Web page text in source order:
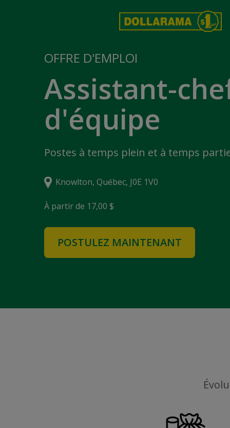
OFFRE D'EMPLOI
Assistant-
d'équipe
Postes à temps plein et à temps
Knowlton, Québec, J0E 1V0
À partir de 17,00 $
POSTULEZ MAINTENANT